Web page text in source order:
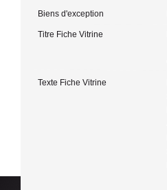
Biens d'exception
Titre Fiche Vitrine
Texte Fiche Vitrine